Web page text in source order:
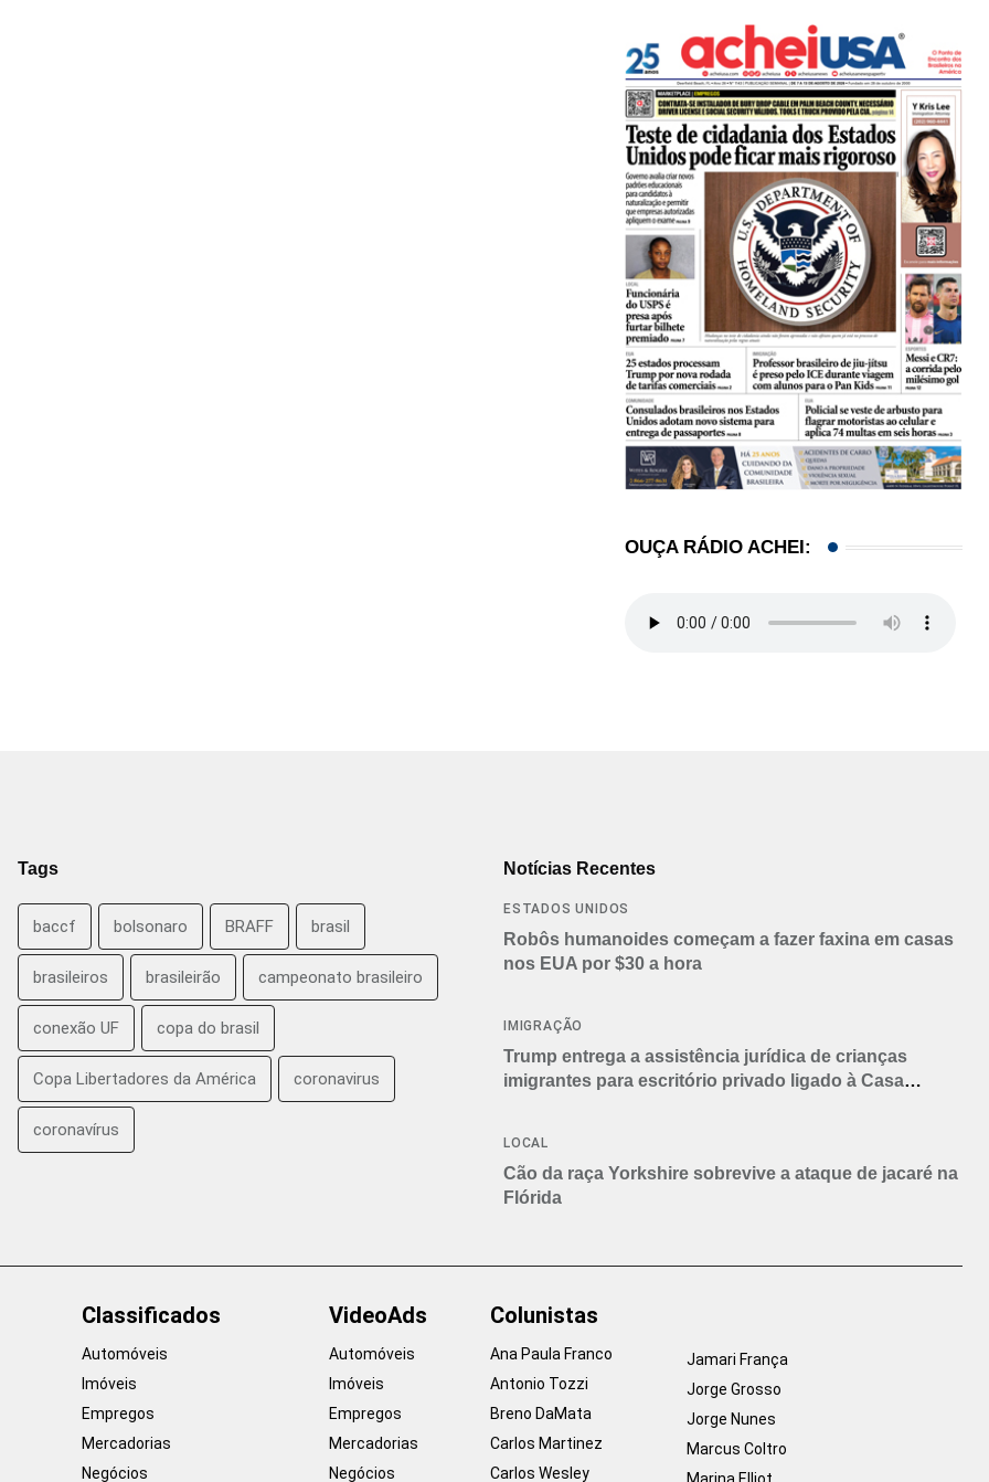
OUÇA RÁDIO ACHEI:
Tags
baccf bolsonaro BRAFF brasil
brasileiros brasileirão campeonato brasileiro
conexão UF copa do brasil
Copa Libertadores da América coronavirus
coronavírus
Notícias Recentes
ESTADOS UNIDOS
Robôs humanoides começam a fazer faxina em casas
nos EUA por $30 a hora
IMIGRAÇÃO
Trump entrega a assistência jurídica de crianças
imigrantes para escritório privado ligado à Casa
LOCAL
Cão da raça Yorkshire sobrevive a ataque de jacaré na
Flórida
Classificados
Automóveis
Imóveis
Empregos
Mercadorias
Negócios
VideoAds
Automóveis
Imóveis
Empregos
Mercadorias
Negócios
Colunistas
Ana Paula Franco
Antonio Tozzi
Breno DaMata
Carlos Martinez
Carlos Wesley
Jamari França
Jorge Grosso
Jorge Nunes
Marcus Coltro